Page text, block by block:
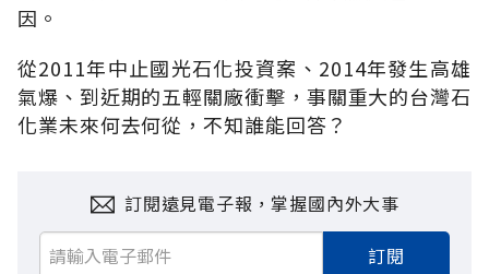
因。
從2011年中止國光石化投資案、2014年發生高雄
氣爆、到近期的五輕關廠衝擊，事關重大的台灣石
化業未來何去何從，不知誰能回答？
訂閱遠見電子報，掌握國內外大事
訂閱